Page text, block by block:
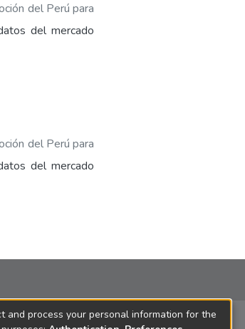
del Perú para
del mercado
del Perú para
del mercado
and process your personal information for the